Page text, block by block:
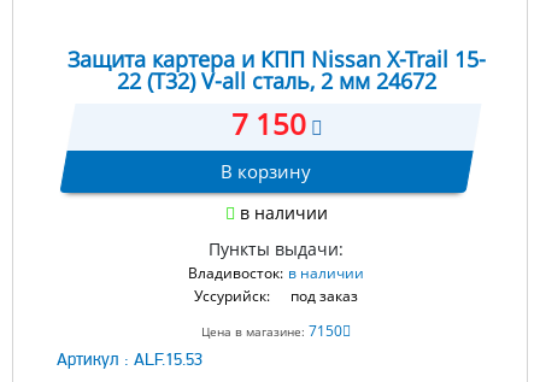
Защита картера и КПП Nissan X-Trail 15-
22 (T32) V-all сталь, 2 мм 24672
7 150
В корзину
в наличии
Пункты выдачи:
Владивосток: в наличии
Уссурийск:
под заказ
Цена в магазине: 7150
Артикул : ALF.15.53